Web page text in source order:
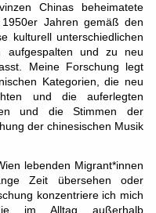
Chinas beheimatete
Jahren gemäß den
kulturell unterschiedlichen
aufgespalten und zu neu
Meine Forschung legt
Kategorien, die neu
und die auferlegten
und die Stimmen der
der chinesischen Musik
lebenden Migrant*innen
Zeit übersehen oder
konzentriere ich mich
im Alltag außerhalb